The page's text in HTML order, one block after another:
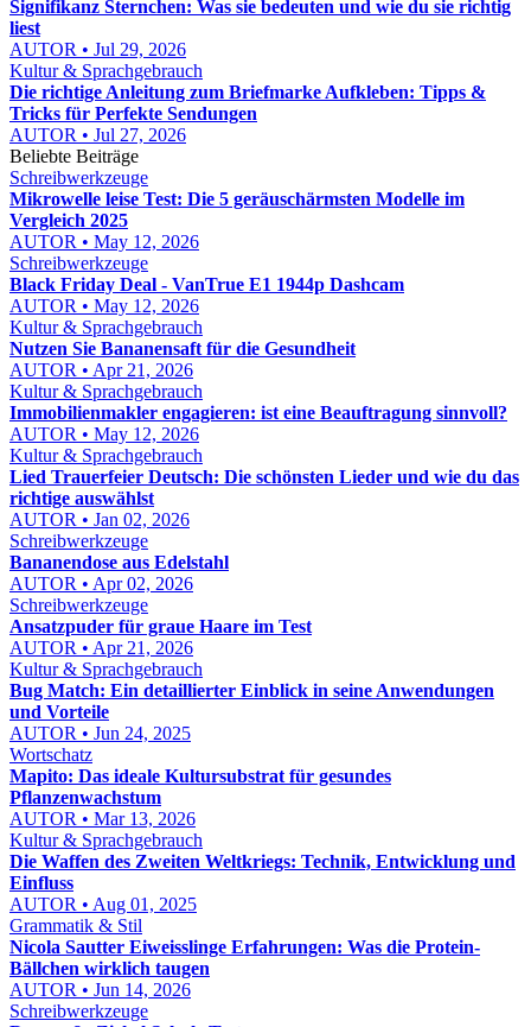
Signifikanz Sternchen: Was sie bedeuten und wie du sie richtig
liest
AUTOR • Jul 29, 2026
Kultur & Sprachgebrauch
Die richtige Anleitung zum Briefmarke Aufkleben: Tipps &
Tricks für Perfekte Sendungen
AUTOR • Jul 27, 2026
Beliebte Beiträge
Schreibwerkzeuge
Mikrowelle leise Test: Die 5 geräuschärmsten Modelle im
Vergleich 2025
AUTOR • May 12, 2026
Schreibwerkzeuge
Black Friday Deal - VanTrue E1 1944p Dashcam
AUTOR • May 12, 2026
Kultur & Sprachgebrauch
Nutzen Sie Bananensaft für die Gesundheit
AUTOR • Apr 21, 2026
Kultur & Sprachgebrauch
Immobilienmakler engagieren: ist eine Beauftragung sinnvoll?
AUTOR • May 12, 2026
Kultur & Sprachgebrauch
Lied Trauerfeier Deutsch: Die schönsten Lieder und wie du das
richtige auswählst
AUTOR • Jan 02, 2026
Schreibwerkzeuge
Bananendose aus Edelstahl
AUTOR • Apr 02, 2026
Schreibwerkzeuge
Ansatzpuder für graue Haare im Test
AUTOR • Apr 21, 2026
Kultur & Sprachgebrauch
Bug Match: Ein detaillierter Einblick in seine Anwendungen
und Vorteile
AUTOR • Jun 24, 2025
Wortschatz
Mapito: Das ideale Kultursubstrat für gesundes
Pflanzenwachstum
AUTOR • Mar 13, 2026
Kultur & Sprachgebrauch
Die Waffen des Zweiten Weltkriegs: Technik, Entwicklung und
Einfluss
AUTOR • Aug 01, 2025
Grammatik & Stil
Nicola Sautter Eiweisslinge Erfahrungen: Was die Protein-
Bällchen wirklich taugen
AUTOR • Jun 14, 2026
Schreibwerkzeuge